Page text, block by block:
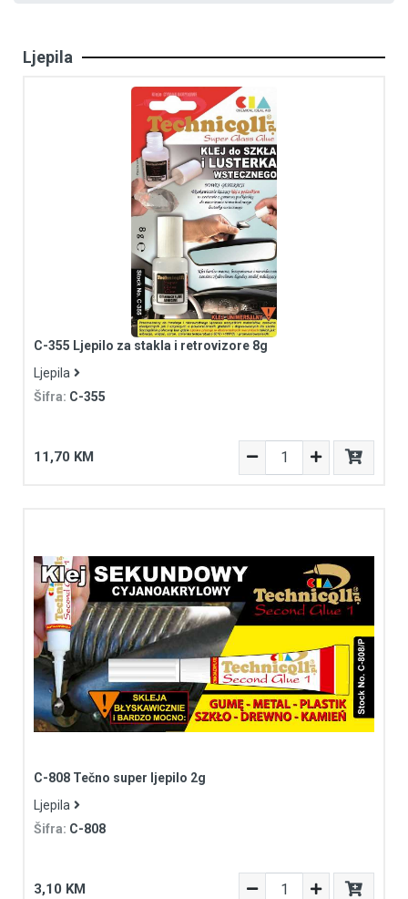
Ljepila
C-355 Ljepilo za stakla i retrovizore 8g
Ljepila
Šifra: C-355
11,70 KM
C-808 Tečno super ljepilo 2g
Ljepila
Šifra: C-808
3,10 KM